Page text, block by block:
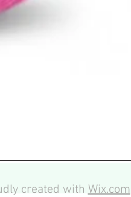
created withWix.com